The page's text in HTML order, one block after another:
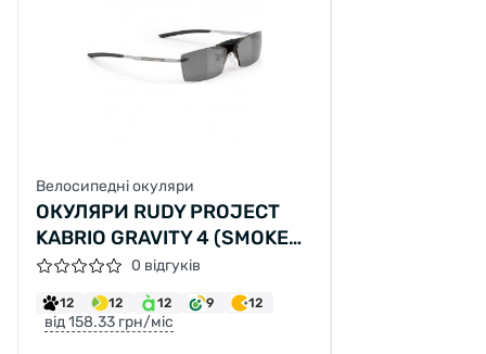
Велосипедні окуляри
ОКУЛЯРИ RUDY PROJECT
KABRIO GRAVITY 4 (SMOKE
BLACK GUN METAL)
0 відгуків
12 12 12 9 12
від 158.33 грн/міс